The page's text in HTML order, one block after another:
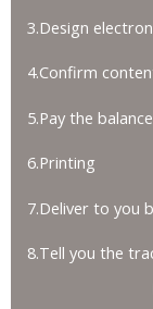
3.Design
4.Confirm
5.Pay the balance
6.Printing
7.Deliver to you
8.Tell you the